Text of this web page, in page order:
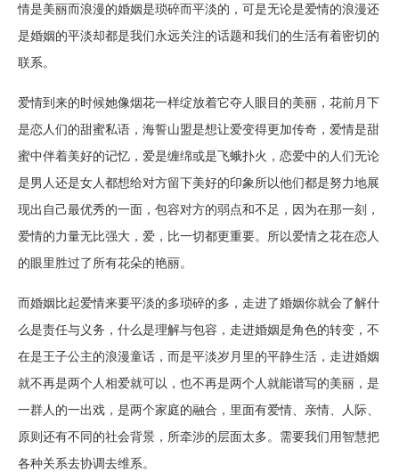
情是美丽而浪漫的婚姻是琐碎而平淡的，可是无论是爱情的浪漫还
是婚姻的平淡却都是我们永远关注的话题和我们的生活有着密切的
联系。
爱情到来的时候她像烟花一样绽放着它夺人眼目的美丽，花前月下
是恋人们的甜蜜私语，海誓山盟是想让爱变得更加传奇，爱情是甜
蜜中伴着美好的记忆，爱是缠绵或是飞蛾扑火，恋爱中的人们无论
是男人还是女人都想给对方留下美好的印象所以他们都是努力地展
现出自己最优秀的一面，包容对方的弱点和不足，因为在那一刻，
爱情的力量无比强大，爱，比一切都更重要。所以爱情之花在恋人
的眼里胜过了所有花朵的艳丽。
而婚姻比起爱情来要平淡的多琐碎的多，走进了婚姻你就会了解什
么是责任与义务，什么是理解与包容，走进婚姻是角色的转变，不
在是王子公主的浪漫童话，而是平淡岁月里的平静生活，走进婚姻
就不再是两个人相爱就可以，也不再是两个人就能谱写的美丽，是
一群人的一出戏，是两个家庭的融合，里面有爱情、亲情、人际、
原则还有不同的社会背景，所牵涉的层面太多。需要我们用智慧把
各种关系去协调去维系。